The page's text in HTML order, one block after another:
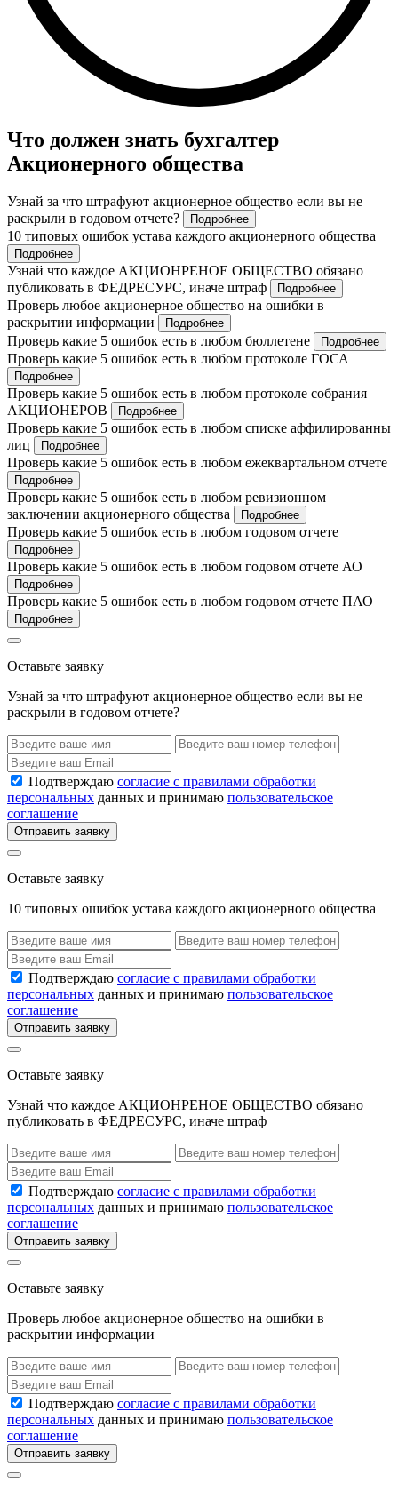
Что должен знать бухгалтер
Акционерного общества
Узнай за что штрафуют акционерное общество если вы не
раскрыли в годовом отчете?
Подробнее
10 типовых ошибок устава каждого акционерного общества
Подробнее
Узнай что каждое АКЦИОНРЕНОЕ ОБЩЕСТВО обязано
публиковать в ФЕДРЕСУРС, иначе штраф
Подробнее
Проверь любое акционерное общество на ошибки в
раскрытии информации
Подробнее
Проверь какие 5 ошибок есть в любом бюллетене Подробнее
Проверь какие 5 ошибок есть в любом протоколе ГОСА
Подробнее
Проверь какие 5 ошибок есть в любом протоколе собрания
АКЦИОНЕРОВ
Подробнее
Проверь какие 5 ошибок есть в любом списке аффилированны
лиц
Подробнее
Проверь какие 5 ошибок есть в любом ежеквартальном отчете
Подробнее
Проверь какие 5 ошибок есть в любом ревизионном
заключении акционерного общества
Подробнее
Проверь какие 5 ошибок есть в любом годовом отчете
Подробнее
Проверь какие 5 ошибок есть в любом годовом отчете АО
Подробнее
Проверь какие 5 ошибок есть в любом годовом отчете ПАО
Подробнее
Оставьте заявку
Узнай за что штрафуют акционерное общество если вы не
раскрыли в годовом отчете?
Подтверждаю согласие с правилами обработки
персональных данных и принимаю пользовательское
соглашение
Отправить заявку
Оставьте заявку
10 типовых ошибок устава каждого акционерного общества
Подтверждаю согласие с правилами обработки
персональных данных и принимаю пользовательское
соглашение
Отправить заявку
Оставьте заявку
Узнай что каждое АКЦИОНРЕНОЕ ОБЩЕСТВО обязано
публиковать в ФЕДРЕСУРС, иначе штраф
Подтверждаю согласие с правилами обработки
персональных данных и принимаю пользовательское
соглашение
Отправить заявку
Оставьте заявку
Проверь любое акционерное общество на ошибки в
раскрытии информации
Подтверждаю согласие с правилами обработки
персональных данных и принимаю пользовательское
соглашение
Отправить заявку